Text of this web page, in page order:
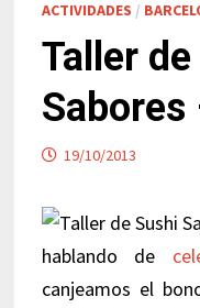
ACTIVIDADES /
Taller
Sabores
19/10/2013
hablando de
canjeamos el